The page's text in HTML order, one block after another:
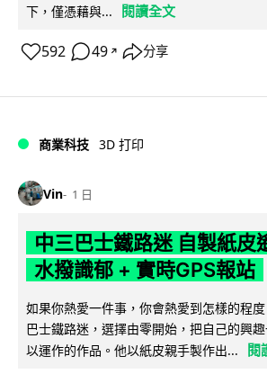
下，僅憑藉與...
閱讀全文
592 49 ↗ 分享
商業科技 3D 打印
Vin 1 日
中三巴士鐵路迷 自製紙皮
水撥識郁 + 實時GPS報站
如果你熱愛一件事，你會熱愛到怎樣的程
巴士鐵路迷，選擇由零開始，把自己的興
以運作的作品。他以紙皮親手製作出...
閱